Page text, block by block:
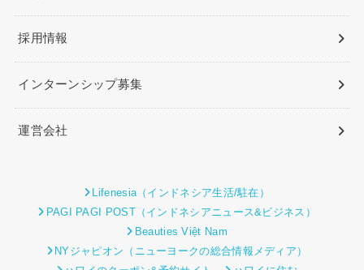
採用情報
インターンシップ募集
運営会社
Lifenesia（インドネシア生活/駐在）
PAGI PAGI POST（インドネシアニュース&ビジネス）
Beauties Việt Nam
NYジャピオン（ニューヨークの総合情報メディア）